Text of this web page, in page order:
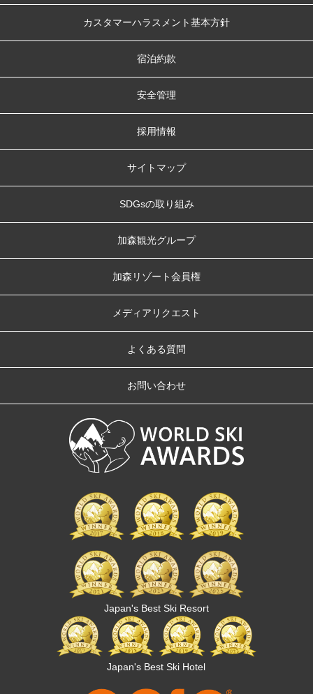
Japan's Best Ski Resort
Japan's Best Ski Hotel
カスタマーハラスメント基本方針
宿泊約款
安全管理
採用情報
サイトマップ
SDGsの取り組み
加森観光グループ
加森リゾート会員権
メディアリクエスト
よくある質問
お問い合わせ